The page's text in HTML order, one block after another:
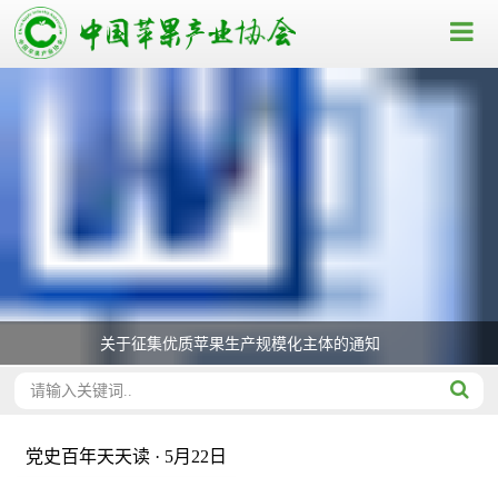
关于征集优质苹果生产规模化主体的通知
党史百年天天读 · 5月22日